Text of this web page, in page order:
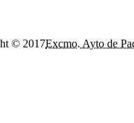
© 2017Excmo. Ayto de